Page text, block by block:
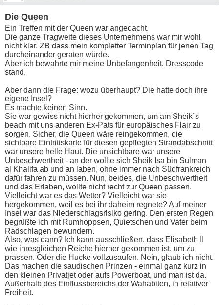
Die Queen
Ein Treffen mit der Queen war angedacht.
Die ganze Tragweite dieses Unternehmens war mir wohl
nicht klar. ZB dass mein kompletter Terminplan für jenen Tag
durcheinander geraten würde.
Aber ich bewahrte mir meine Unbefangenheit. Dresscode
stand.
Aber dann die Frage: wozu überhaupt? Die hatte doch ihre
eigene Insel?
Es machte keinen Sinn.
Sie war gewiss nicht hierher gekommen, um am Sheik´s
beach mit uns anderen Ex-Pats für europäisches Flair zu
sorgen. Sicher, die Queen wäre reingekommen, die
sichtbare Eintrittskarte für diesen gepflegten Strandabschnitt
war unsere helle Haut. Die unsichtbare war unsere
Unbeschwertheit - an der wollte sich Sheik Isa bin Sulman
al Khalifa ab und an laben, ohne immer nach Südfrankreich
dafür fahren zu müssen. Nun, beides, die Unbeschwertheit
und das Erlaben, wollte nicht recht zur Queen passen.
Vielleicht war es das Wetter? Vielleicht war sie
hergekommen, weil es bei ihr daheim regnete? Auf meiner
Insel war das Niederschlagsrisiko gering. Den ersten Regen
begrüßte ich mit Rumhoppsen, Quietschen und Vater beim
Radschlagen bewundern.
Also, was dann? Ich kann ausschließen, dass Elisabeth II
wie ihresgleichen Reiche hierher gekommen ist, um zu
prassen. Oder die Hucke vollzusaufen. Nein, glaub ich nicht.
Das machen die saudischen Prinzen - einmal ganz kurz in
den kleinen Privatjet oder aufs Powerboat, und man ist da.
Außerhalb des Einflussbereichs der Wahabiten, in relativer
Freiheit.